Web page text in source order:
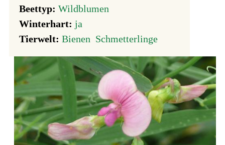
Beettyp: Wildblumen
Winterhart: ja
Tierwelt: Bienen Schmetterlinge